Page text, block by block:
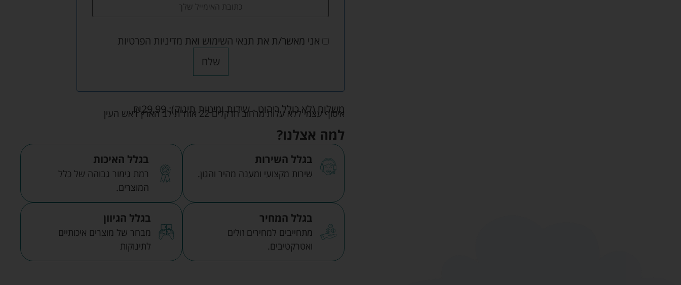
אני מאשר/ת את תנאי השימוש ואת מדיניות הפרטיות
שלח
משלוח (לא כולל ריהוט - שידות ומיטות תינוק): ₪29.99 איסוף עצמי ללא עלות מרחוב הדקלים 22 אזה"ת לב הארץ ראש העין
למה אצלנו?
בגלל השירות
שירות מקצועי ומענה מהיר והגון.
בגלל האיכות
רמת גימור גבוהה של כלל
המוצרים.
בגלל המחיר
מתחייבים למחירים זולים
ואטרקטיבים.
בגלל הגיוון
מבחר של מוצרים איכותיים
לתינוקות